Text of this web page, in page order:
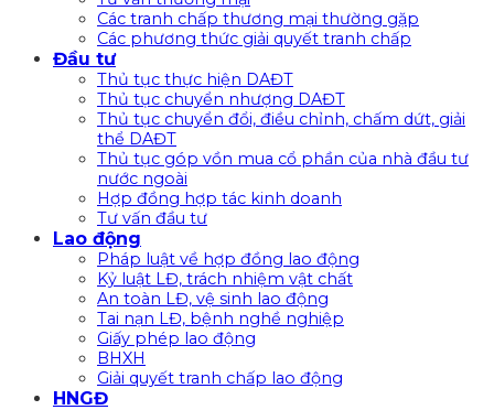
Các tranh chấp thương mại thường gặp
Các phương thức giải quyết tranh chấp
Đầu tư
Thủ tục thực hiện DAĐT
Thủ tục chuyển nhượng DAĐT
Thủ tục chuyển đổi, điều chỉnh, chấm dứt, giải
thể DAĐT
Thủ tục góp vồn mua cổ phần của nhà đầu tư
nước ngoài
Hợp đồng hợp tác kinh doanh
Tư vấn đầu tư
Lao động
Pháp luật về hợp đồng lao động
Kỷ luật LĐ, trách nhiệm vật chất
An toàn LĐ, vệ sinh lao động
Tai nạn LĐ, bệnh nghề nghiệp
Giấy phép lao động
BHXH
Giải quyết tranh chấp lao động
HNGĐ